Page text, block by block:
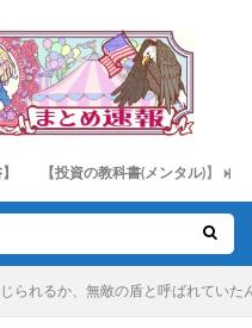
【投資の教科書(メンタル)】
じられるか、無敵の盾と呼ばれてい